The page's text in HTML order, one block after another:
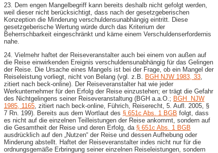
23. Dem engen Mangelbegriff kann bereits deshalb nicht gefolgt werden,
weil dieser nicht berücksichtigt, dass nach der gesetzgeberischen
Konzeption die Minderung verschuldensunabhängig eintritt. Diese
gesetzgeberische Wertung würde durch das Kriterium der
Beherrschbarkeit eingeschränkt und käme einem Verschuldenserfordernis
nahe.
24. Vielmehr haftet der Reiseveranstalter auch bei einem von außen auf
die Reise einwirkenden Ereignis verschuldensunabhängig für das Gelingen
der Reise. Die Ursache eines Mangels ist bei der Frage, ob ein Mangel der
Reiseleistung vorliegt, nicht von Belang (vgl. z.B. BGH NJW 1983, 33
zitiert nach beck-online). Der Reiseveranstalter hat wie jeder
Werkunternehmer für den Erfolg der Reise einzustehen; er trägt die Gefahr
des Nichtgelingens seiner Reiseveranstaltung (BGH a.a.O.; BGH NJW
1985, 1165 , zitiert nach beck-online, Führich, Reiserecht, 5. Aufl. 2005, §
7 Rn. 199). Bereits aus dem Wortlaut des § 651c Abs. 1 BGB folgt, dass
es nicht auf die einzelnen Teilleistungen der Reise ankommt, sondern auf
die Gesamtheit der Reise und deren Erfolg, da § 651c Abs. 1 BGB
ausdrücklich auf den „Nutzen“ der Reise und dessen Aufhebung oder
Minderung abstellt. Haftet der Reiseveranstalter indes nicht nur für die
ordnungsgemäße Erbringung seiner einzelnen Reiseleistungen, sondern